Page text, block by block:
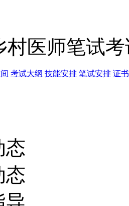
村医师笔试
考试大纲 技能安排 笔试安排 证
态
态
导